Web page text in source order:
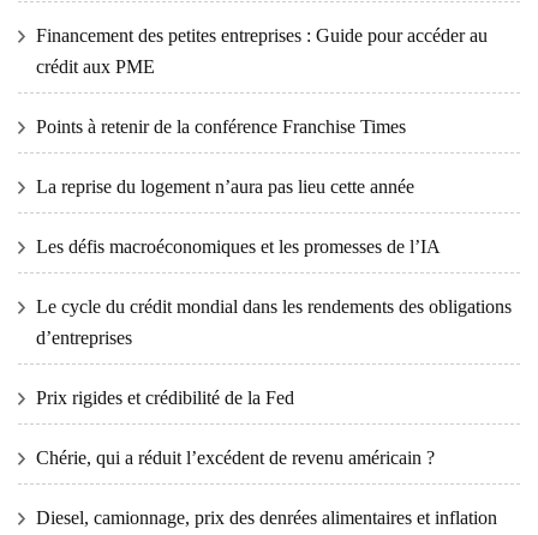
Financement des petites entreprises : Guide pour accéder au
crédit aux PME
Points à retenir de la conférence Franchise Times
La reprise du logement n’aura pas lieu cette année
Les défis macroéconomiques et les promesses de l’IA
Le cycle du crédit mondial dans les rendements des obligations
d’entreprises
Prix ​​​​rigides et crédibilité de la Fed
Chérie, qui a réduit l’excédent de revenu américain ?
Diesel, camionnage, prix des denrées alimentaires et inflation